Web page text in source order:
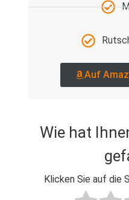
Auf
Wie hat
Klicken Sie auf die